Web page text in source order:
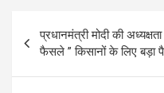
o
k
navigation
प्रधानमंत्री मोदी की
फैसले ” किसानों के लिए बड़ा